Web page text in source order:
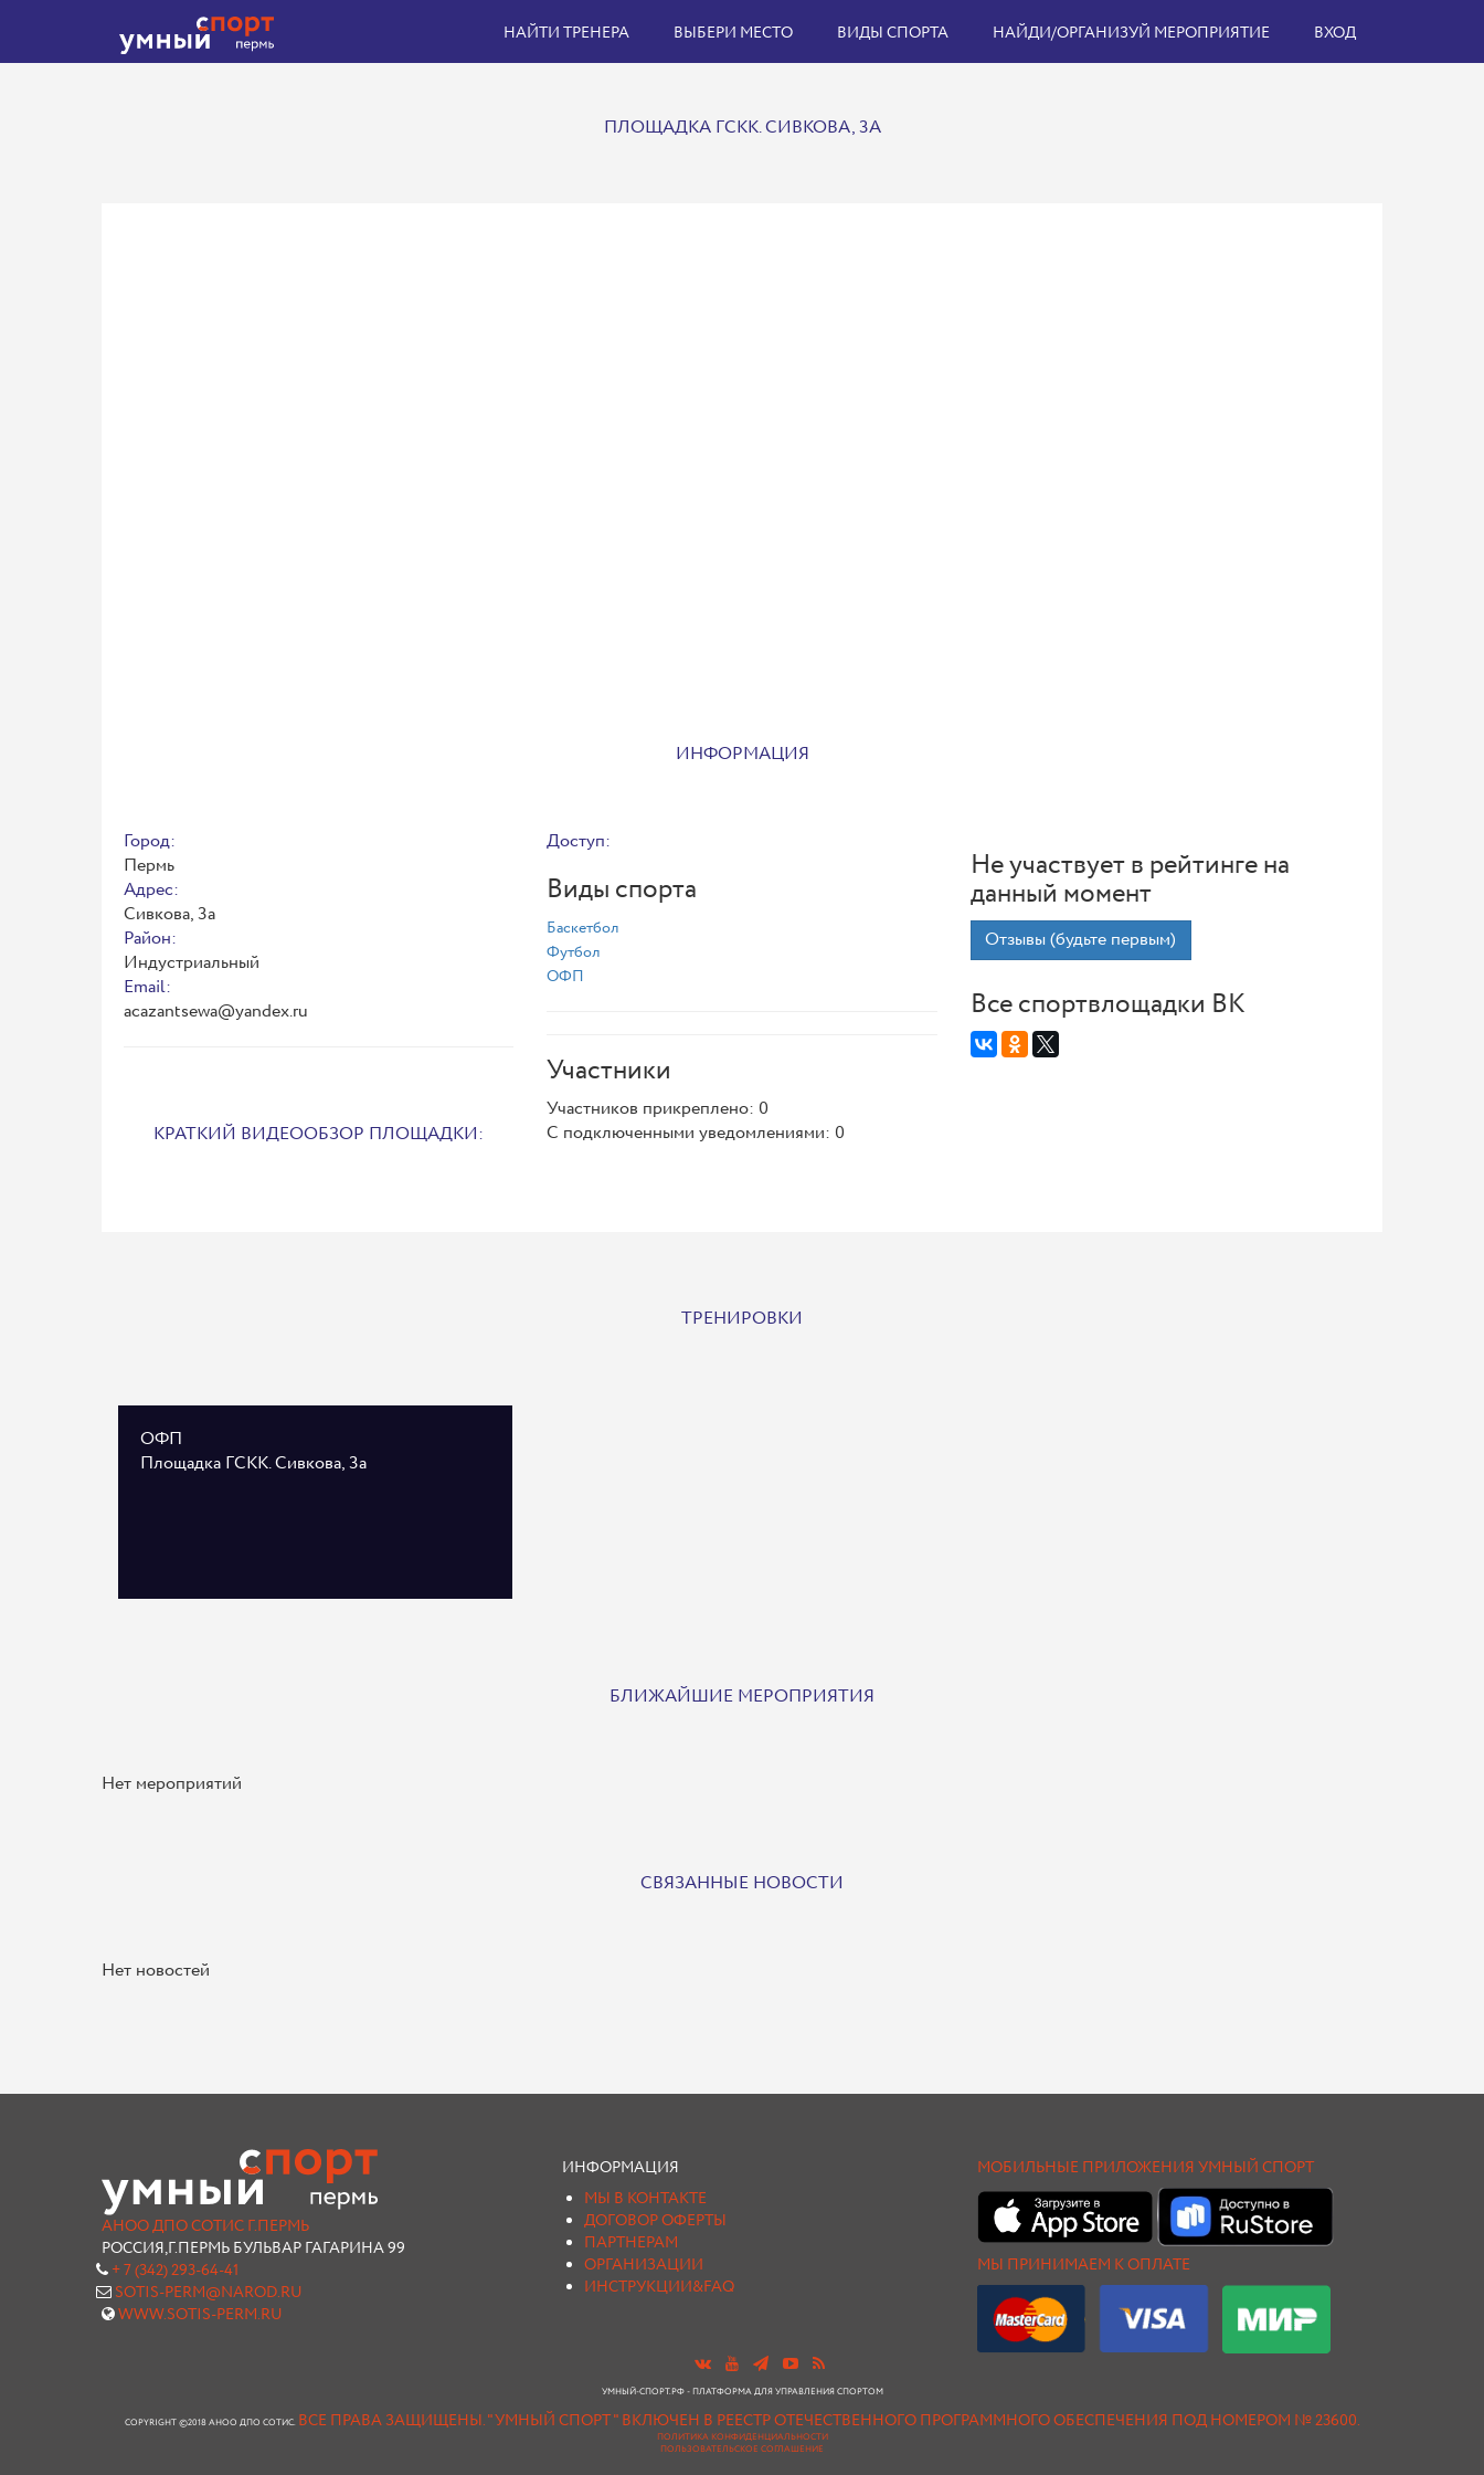
НАЙТИ ТРЕНЕРА ВЫБЕРИ МЕСТО ВИДЫ СПОРТА НАЙДИ/ОРГАНИЗУЙ МЕРОПРИЯТИЕ ВХОД
ПЛОЩАДКА ГСКК. СИВКОВА, 3А
ИНФОРМАЦИЯ
Город:
Пермь
Адрес:
Сивкова, 3а
Район:
Индустриальный
Email:
acazantsewa@yandex.ru
КРАТКИЙ ВИДЕООБЗОР ПЛОЩАДКИ:
Доступ:
Виды спорта
Баскетбол
Футбол
ОФП
Участники
Участников прикреплено: 0
С подключенными уведомлениями: 0
Не участвует в рейтинге на
данный момент
Отзывы (будьте первым)
Все спортвлощадки ВК
ТРЕНИРОВКИ
ОФП
Площадка ГСКК. Сивкова, 3а
БЛИЖАЙШИЕ МЕРОПРИЯТИЯ
Нет мероприятий
СВЯЗАННЫЕ НОВОСТИ
Нет новостей
АНОО ДПО СОТИС Г.ПЕРМЬ
РОССИЯ,Г.ПЕРМЬ БУЛЬВАР ГАГАРИНА 99
+ 7 (342) 293-64-41
SOTIS-PERM@NAROD.RU
WWW.SOTIS-PERM.RU
ИНФОРМАЦИЯ
МЫ В КОНТАКТЕ
ДОГОВОР ОФЕРТЫ
ПАРТНЕРАМ
ОРГАНИЗАЦИИ
ИНСТРУКЦИИ&FAQ
МОБИЛЬНЫЕ ПРИЛОЖЕНИЯ УМНЫЙ СПОРТ
МЫ ПРИНИМАЕМ К ОПЛАТЕ
УМНЫЙ-СПОРТ.РФ - ПЛАТФОРМА ДЛЯ УПРАВЛЕНИЯ СПОРТОМ
COPYRIGHT ©2018 АНОО ДПО СОТИС. ВСЕ ПРАВА ЗАЩИЩЕНЫ."УМНЫЙ СПОРТ " ВКЛЮЧЕН В РЕЕСТР ОТЕЧЕСТВЕННОГО ПРОГРАММНОГО ОБЕСПЕЧЕНИЯ ПОД НОМЕРОМ № 23600.
ПОЛИТИКА КОНФИДЕНЦИАЛЬНОСТИ
ПОЛЬЗОВАТЕЛЬСКОЕ СОГЛАШЕНИЕ